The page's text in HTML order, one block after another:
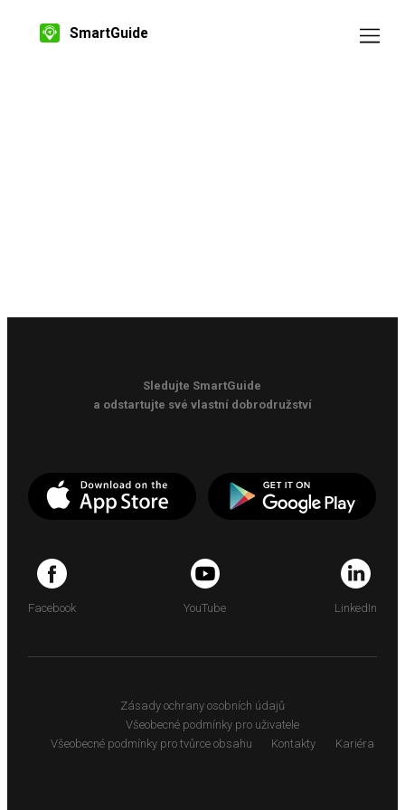
SmartGuide
Sledujte SmartGuide
a odstartujte své vlastní dobrodružství
Facebook YouTube LinkedIn
Zásady ochrany osobních údajů
Všeobecné podmínky pro uživatele
Všeobecné podmínky pro tvůrce obsahu
Kontakty Kariéra